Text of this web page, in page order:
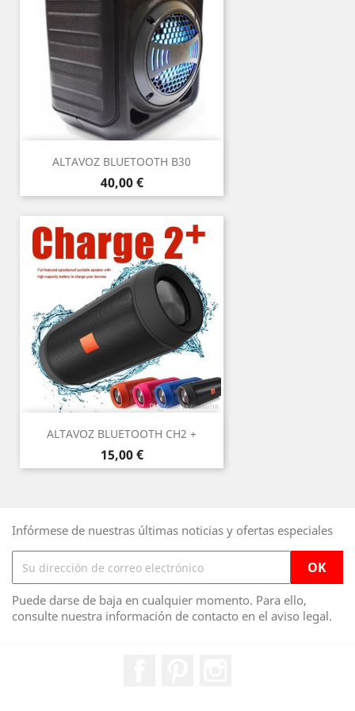
ALTAVOZ BLUETOOTH B30
Precio
40,00 €
ALTAVOZ BLUETOOTH CH2 +
Precio
15,00 €
Infórmese de nuestras últimas noticias y ofertas especiales
Puede darse de baja en cualquier momento. Para ello,
consulte nuestra información de contacto en el aviso legal.